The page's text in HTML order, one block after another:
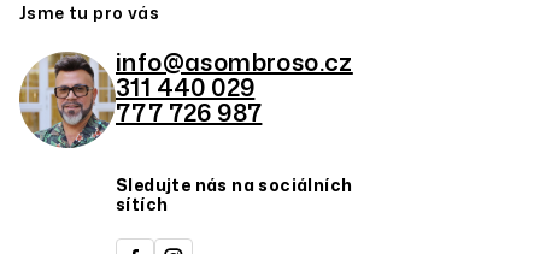
Jsme tu pro vás
info@asombroso.cz
311 440 029
777 726 987
Sledujte nás na sociálních
sítích